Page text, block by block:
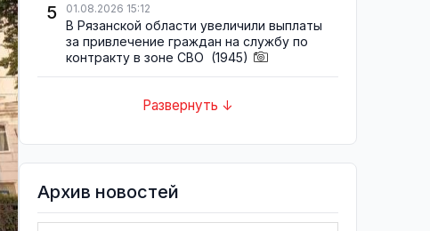
5 01.08.2026 15:12
В Рязанской области увеличили выплаты
за привлечение граждан на службу по
контракту в зоне СВО (1945)
Развернуть ↓
Архив новостей